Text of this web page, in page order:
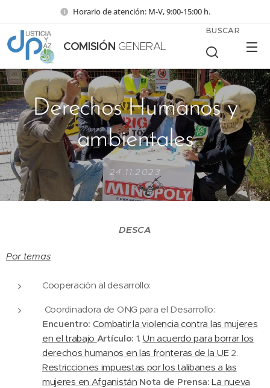
Horario de atención: M-V, 9:00-15:00 h.
COMISIÓN GENERAL
BUSCAR
Derechos Humanos y
ambientales
24.11.2023
DESCA
Por temas
Cooperación al desarrollo:
Coordinadora de ONG para el Desarrollo:
Encuentro: Combatir la violencia contra las mujeres
en el trabajo Artículo: 1. Un acuerdo para borrar los
derechos humanos en las fronteras de la UE2.
Restricciones impuestas por los talibanes a las
mujeres en Afganistán Nota de Prensa:La nueva